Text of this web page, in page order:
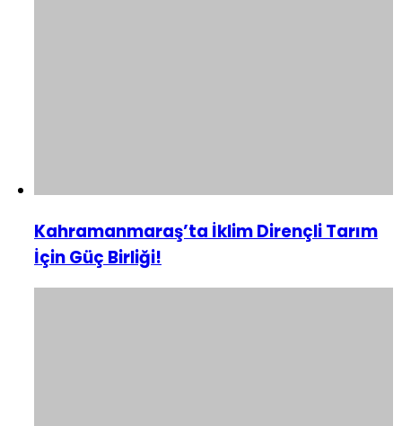
Kahramanmaraş’ta İklim Dirençli Tarım
İçin Güç Birliği!